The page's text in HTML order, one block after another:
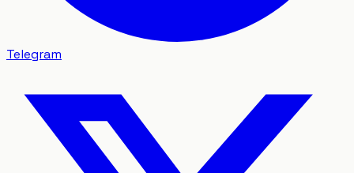
Telegram